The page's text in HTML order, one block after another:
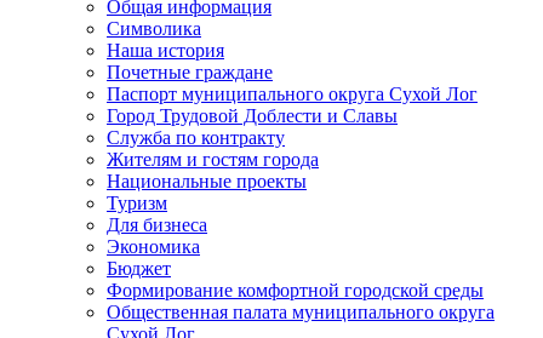
Общая информация
Символика
Наша история
Почетные граждане
Паспорт муниципального округа Сухой Лог
Город Трудовой Доблести и Славы
Служба по контракту
Жителям и гостям города
Национальные проекты
Туризм
Для бизнеса
Экономика
Бюджет
Формирование комфортной городской среды
Общественная палата муниципального округа
Сухой Лог